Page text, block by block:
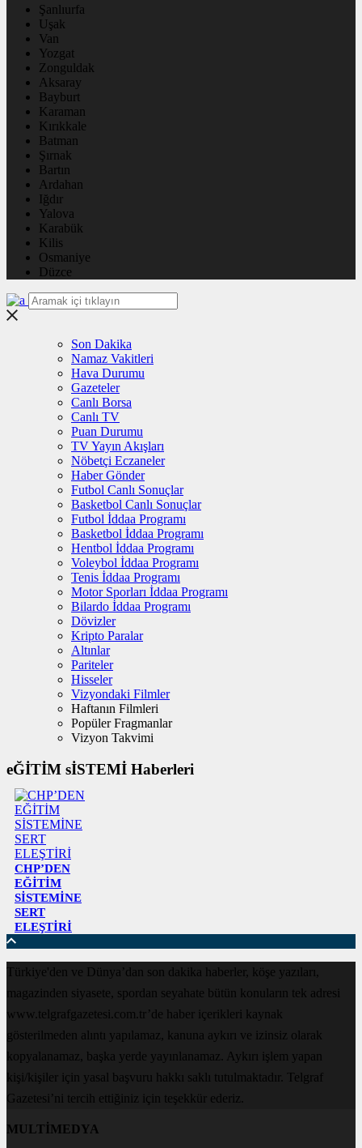
Şanlıurfa
Uşak
Van
Yozgat
Zonguldak
Aksaray
Bayburt
Karaman
Kırıkkale
Batman
Şırnak
Bartın
Ardahan
Iğdır
Yalova
Karabük
Kilis
Osmaniye
Düzce
Son Dakika
Namaz Vakitleri
Hava Durumu
Gazeteler
Canlı Borsa
Canlı TV
Puan Durumu
TV Yayın Akışları
Nöbetçi Eczaneler
Haber Gönder
Futbol Canlı Sonuçlar
Basketbol Canlı Sonuçlar
Futbol İddaa Programı
Basketbol İddaa Programı
Hentbol İddaa Programı
Voleybol İddaa Programı
Tenis İddaa Programı
Motor Sporları İddaa Programı
Bilardo İddaa Programı
Dövizler
Kripto Paralar
Altınlar
Pariteler
Hisseler
Vizyondaki Filmler
Haftanın Filmleri
Popüler Fragmanlar
Vizyon Takvimi
eĞİTİM sİSTEMİ Haberleri
CHP’DEN
EĞİTİM
SİSTEMİNE
SERT
ELEŞTİRİ
Türkiye'den ve Dünya’dan son dakika haberler, köşe yazıları,
magazinden siyasete, spordan seyahate bütün konuların tek adresi
www.telgrafgazetesi.com.tr’de haber içerikleri kaynak
gösterilmeden alıntı yapılamaz, kanuna aykırı ve izinsiz olarak
kopyalanamaz, başka yerde yayınlanamaz. Aykırı işlem yapan
kişi/kişiler için yasal başvuru hakkı saklı tutulmaktadır. Telgraf
Gazetesi’ni tercih ettiğiniz için teşekkür ederiz.
MULTİMEDYA